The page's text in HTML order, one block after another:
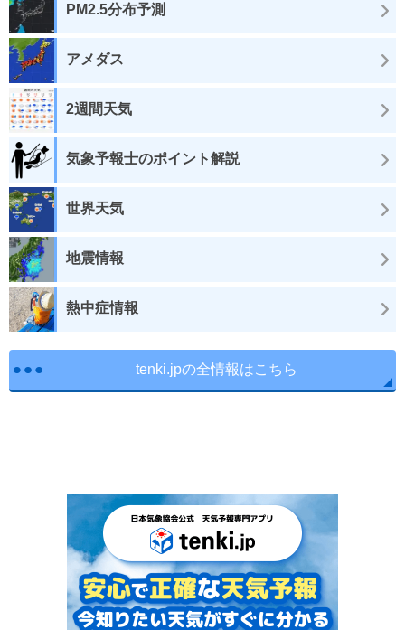
PM2.5分布予測
アメダス
2週間天気
気象予報士のポイント解説
世界天気
地震情報
熱中症情報
tenki.jpの全情報はこちら